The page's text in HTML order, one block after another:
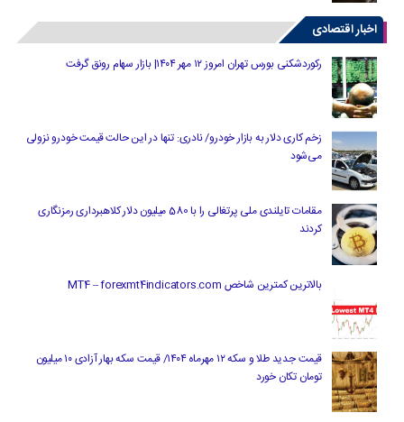
اخبار اقتصادی
رکوردشکنی بورس تهران امروز ۱۲ مهر ۱۴۰۴| بازار سهام رونق گرفت
زخم کاری دلار به بازار خودرو/ نادری: تنها در این حالت قیمت خودرو نزولی
می‌شود
مقامات تایلندی ملی پرتغالی را با 580 میلیون دلار کلاهبرداری رمزنگاری
کردند
بالاترین کمترین شاخص MT4 – forexmt4indicators.com
قیمت جدید طلا و سکه ۱۲ مهرماه ۱۴۰۴/ قیمت سکه بهار آزادی ۱۰ میلیون
تومان تکان خورد